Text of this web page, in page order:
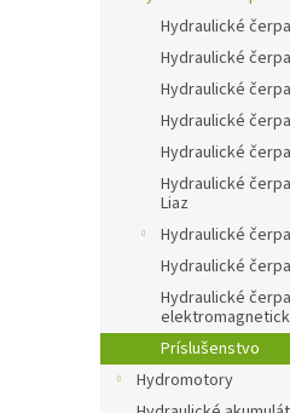
Hydraulické
Hydraulické
Hydraulické
Hydraulické
Hydraulické
Hydraulické
Liaz
Hydraulické
Hydraulické
Hydraulické
Príslušenstvo
Hydromotory